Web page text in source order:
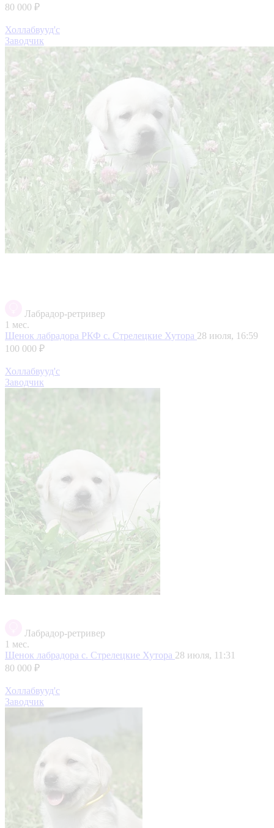
80 000 ₽
Холлабвууд'с
Заводчик
Лабрадор-ретривер
1 мес.
Щенок лабрадора РКФ с. Стрелецкие Хутора 28 июля, 16:59
100 000 ₽
Холлабвууд'с
Заводчик
Лабрадор-ретривер
1 мес.
Щенок лабрадора с. Стрелецкие Хутора 28 июля, 11:31
80 000 ₽
Холлабвууд'с
Заводчик